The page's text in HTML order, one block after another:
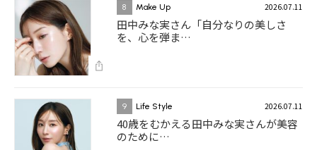
8 Make Up 2026.07.11
田中みな実さん「自分なりの美しさ
を、心を弾ま…
9 Life Style 2026.07.11
40歳をむかえる田中みな実さんが美容
のために…